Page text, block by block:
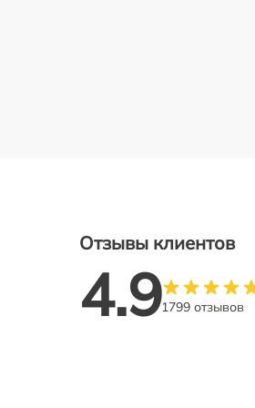
Отзывы клиентов
4.91799 отзывов